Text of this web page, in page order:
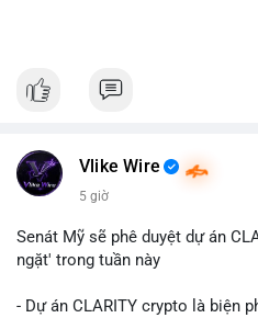
Vlike Wire
5 giờ
Senát Mỹ sẽ phê duyệt dự án
ngặt' trong tuần này
- Dự án CLARITY crypto là biện